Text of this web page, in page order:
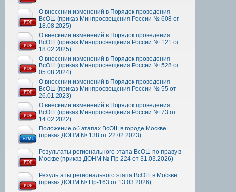
О внесении изменений в Порядок проведения
ВсОШ (приказ Минпросвещения России № 608 от
18.08.2025)
О внесении изменений в Порядок проведения
ВсОШ (приказ Минпросвещения России № 121 от
18.02.2025)
О внесении изменений в Порядок проведения
ВсОШ (приказ Минпросвещения России № 528 от
05.08.2024)
О внесении изменений в Порядок проведения
ВсОШ (приказ Минпросвещения России № 55 от
26.01.2023)
О внесении изменений в Порядок проведения
ВсОШ (приказ Минпросвещения России № 73 от
14.02.2022)
Положение об этапах ВсОШ в городе Москве
(приказ ДОНМ № 138 от 22.02.2023)
Результаты регионального этапа ВсОШ по праву в
Москве (приказ ДОНМ № Пр-224 от 31.03.2026)
Результаты регионального этапа ВсОШ в Москве
(приказ ДОНМ № Пр-163 от 13.03.2026)